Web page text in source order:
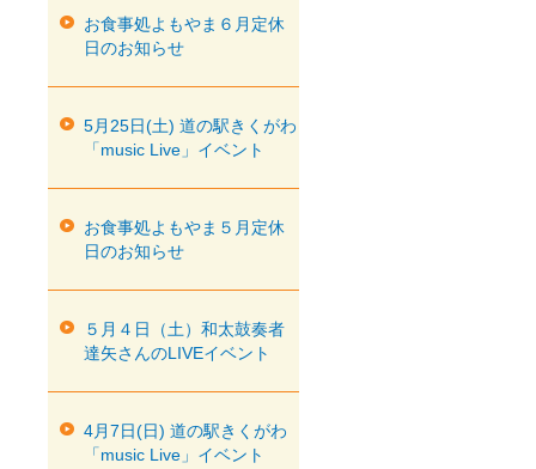
お食事処よもやま６月定休
日のお知らせ
5月25日(土) 道の駅きくがわ
「music Live」イベント
お食事処よもやま５月定休
日のお知らせ
５月４日（土）和太鼓奏者
達矢さんのLIVEイベント
4月7日(日) 道の駅きくがわ
「music Live」イベント